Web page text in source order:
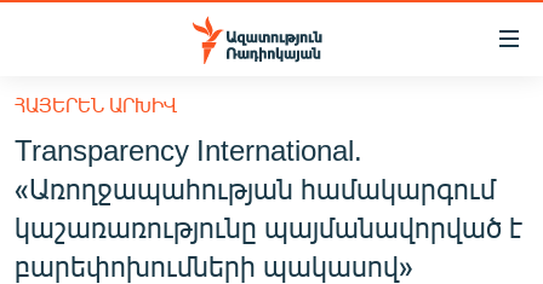
Մատչելիության
հիմնական
բովանդակությանը
Անցնել
հիմնական
մենյուին
Որոնում
ՀԱՅԱՍՏԱՆ
ՔԱՂԱՔԱԿԱՆ
ԸՆՏՐՈՒԹՅՈՒՆՆԵՐ 2026
ՀԱՅԵՐԵՆ ԱՐԽԻՎ
Transparency International.
«Առողջապահության համակարգում
կաշառառությունը պայմանավորված է
բարեփոխումների պակասով»